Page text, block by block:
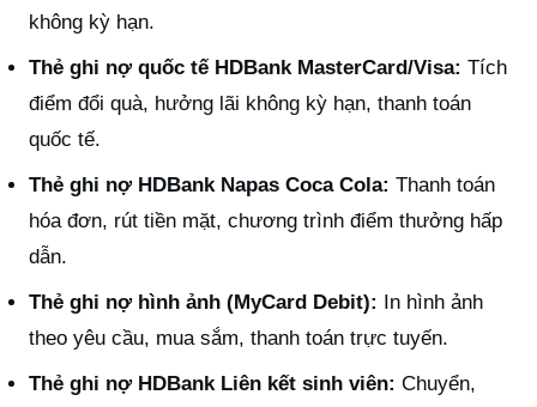
không kỳ hạn.
Thẻ ghi nợ quốc tế HDBank MasterCard/Visa: Tích
điểm đổi quà, hưởng lãi không kỳ hạn, thanh toán
quốc tế.
Thẻ ghi nợ HDBank Napas Coca Cola: Thanh toán
hóa đơn, rút tiền mặt, chương trình điểm thưởng hấp
dẫn.
Thẻ ghi nợ hình ảnh (MyCard Debit):
In hình ảnh
theo yêu cầu, mua sắm, thanh toán trực tuyến.
Thẻ ghi nợ HDBank Liên kết sinh viên: Chuyển,